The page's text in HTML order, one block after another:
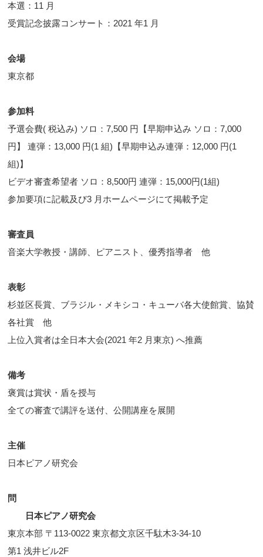
本選：11 月
受賞記念披露コンサート：2021 年1 月
会場
東京都
参加料
予選会費( 税込み) ソロ：7,500 円【早期申込み ソロ：7,000
円】 連弾：13,000 円(1 組)【早期申込み連弾：12,000 円(1
組)】
ビデオ審査希望者 ソロ：8,500円 連弾：15,000円(1組)
参加要項に記載及び3 月ホームページにて掲載予定
審査員
音楽大学教授・講師、ピアニスト、優秀指導者 他
表彰
杉並区長賞、ブラジル・メキシコ・キューバ各大使館賞、協賛
各社賞 他
上位入賞者は全日本大会(2021 年2 月東京) へ推薦
備考
褒賞は賞状・盾を授与
全ての審査で講評を送付、公開講座を展開
主催
日本ピアノ研究会
問
日本ピアノ研究会
東京本部 〒113-0022 東京都文京区千駄木3-34-10
第1 浅井ビル2F